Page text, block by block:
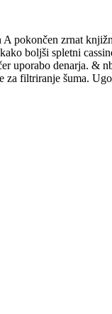
pokončen zrnat
boljši spletni
uporabo denarja. &
filtriranje šuma.